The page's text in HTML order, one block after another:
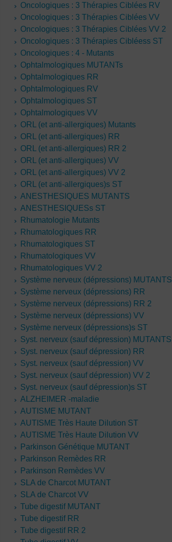
Oncologiques : 3 Thérapies Ciblées RV
Oncologiques : 3 Thérapies Ciblées VV
Oncologiques : 3 Thérapies Ciblées VV 2
Oncologiques : 3 Thérapies Cibléess ST
Oncologiques : 4 - Mutants
Ophtalmologiques MUTANTs
Ophtalmologiques RR
Ophtalmologiques RV
Ophtalmologiques ST
Ophtalmologiques VV
ORL (et anti-allergiques) Mutants
ORL (et anti-allergiques) RR
ORL (et anti-allergiques) RR 2
ORL (et anti-allergiques) VV
ORL (et anti-allergiques) VV 2
ORL (et anti-allergiques)s ST
ANESTHESIQUES MUTANTS
ANESTHESIQUESs ST
Rhumatologie Mutants
Rhumatologiques RR
Rhumatologiques ST
Rhumatologiques VV
Rhumatologiques VV 2
Système nerveux (dépressions) MUTANTS
Système nerveux (dépressions) RR
Système nerveux (dépressions) RR 2
Système nerveux (dépressions) VV
Système nerveux (dépressions)s ST
Syst. nerveux (sauf dépression) MUTANTS
Syst. nerveux (sauf dépression) RR
Syst. nerveux (sauf dépression) VV
Syst. nerveux (sauf dépression) VV 2
Syst. nerveux (sauf dépression)s ST
ALZHEIMER -maladie
AUTISME MUTANT
AUTISME Très Haute Dilution ST
AUTISME Très Haute Dilution VV
Parkinson Génétique MUTANT
Parkinson Remèdes RR
Parkinson Remèdes VV
SLA de Charcot MUTANT
SLA de Charcot VV
Tube digestif MUTANT
Tube digestif RR
Tube digestif RR 2